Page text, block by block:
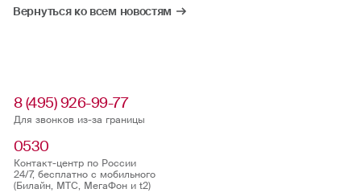
Вернуться ко всем новостям
8 (495) 926-99-77
Для звонков из-за границы
0530
Контакт-центр по России
24/7, бесплатно с мобильного
(Билайн, МТС, МегаФон и t2)